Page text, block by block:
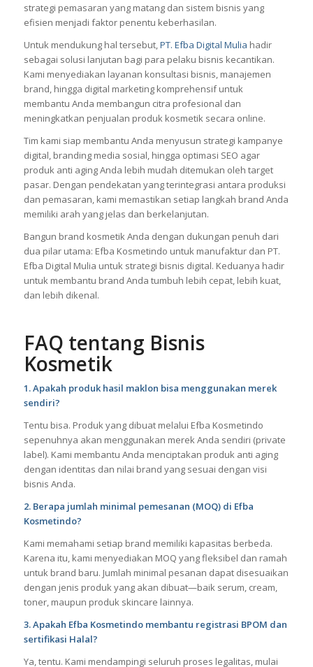
strategi pemasaran yang matang dan sistem bisnis yang
efisien menjadi faktor penentu keberhasilan.
Untuk mendukung hal tersebut,PT. Efba Digital Mulia hadir
sebagai solusi lanjutan bagi para pelaku bisnis kecantikan.
Kami menyediakan layanan konsultasi bisnis, manajemen
brand, hingga digital marketing komprehensif untuk
membantu Anda membangun citra profesional dan
meningkatkan penjualan produk kosmetik secara online.
Tim kami siap membantu Anda menyusun strategi kampanye
digital, branding media sosial, hingga optimasi SEO agar
produk anti aging Anda lebih mudah ditemukan oleh target
pasar. Dengan pendekatan yang terintegrasi antara produksi
dan pemasaran, kami memastikan setiap langkah brand Anda
memiliki arah yang jelas dan berkelanjutan.
Bangun brand kosmetik Anda dengan dukungan penuh dari
dua pilar utama: Efba Kosmetindo untuk manufaktur dan PT.
Efba Digital Mulia untuk strategi bisnis digital. Keduanya hadir
untuk membantu brand Anda tumbuh lebih cepat, lebih kuat,
dan lebih dikenal.
FAQ tentang Bisnis
Kosmetik
1. Apakah produk hasil maklon bisa menggunakan merek
sendiri?
Tentu bisa. Produk yang dibuat melalui Efba Kosmetindo
sepenuhnya akan menggunakan merek Anda sendiri (private
label). Kami membantu Anda menciptakan produk anti aging
dengan identitas dan nilai brand yang sesuai dengan visi
bisnis Anda.
2. Berapa jumlah minimal pemesanan (MOQ) di Efba
Kosmetindo?
Kami memahami setiap brand memiliki kapasitas berbeda.
Karena itu, kami menyediakan MOQ yang fleksibel dan ramah
untuk brand baru. Jumlah minimal pesanan dapat disesuaikan
dengan jenis produk yang akan dibuat—baik serum, cream,
toner, maupun produk skincare lainnya.
3. Apakah Efba Kosmetindo membantu registrasi BPOM dan
sertifikasi Halal?
Ya, tentu. Kami mendampingi seluruh proses legalitas, mulai